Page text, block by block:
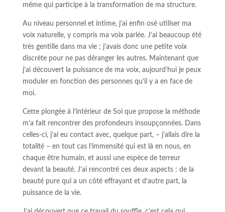
même qui participe à la transformation de ma structure.
Au niveau personnel et intime, j’ai enfin osé utiliser ma
voix naturelle, y compris ma voix parlée. J’ai beaucoup été
très gentille dans ma vie ; j’avais donc une petite voix
discrète pour ne pas déranger les autres. Maintenant que
j’ai découvert la puissance de ma voix, aujourd’hui je peux
moduler en fonction des personnes qu’il y a en face de
moi.
Cette plongée à l’intérieur de Soi que propose la méthode
m’a fait rencontrer des profondeurs insoupçonnées. Dans
celles-ci, j’ai eu contact avec, quelque part, – j’allais dire la
totalité – en tout cas l’immensité qui est là en nous, en
chaque être humain, et aussi une espèce de terreur
devant la beauté. J’ai rencontré ces deux aspects : de la
beauté pure qui a un côté effrayant et d’autre part, la
puissance de la vie.